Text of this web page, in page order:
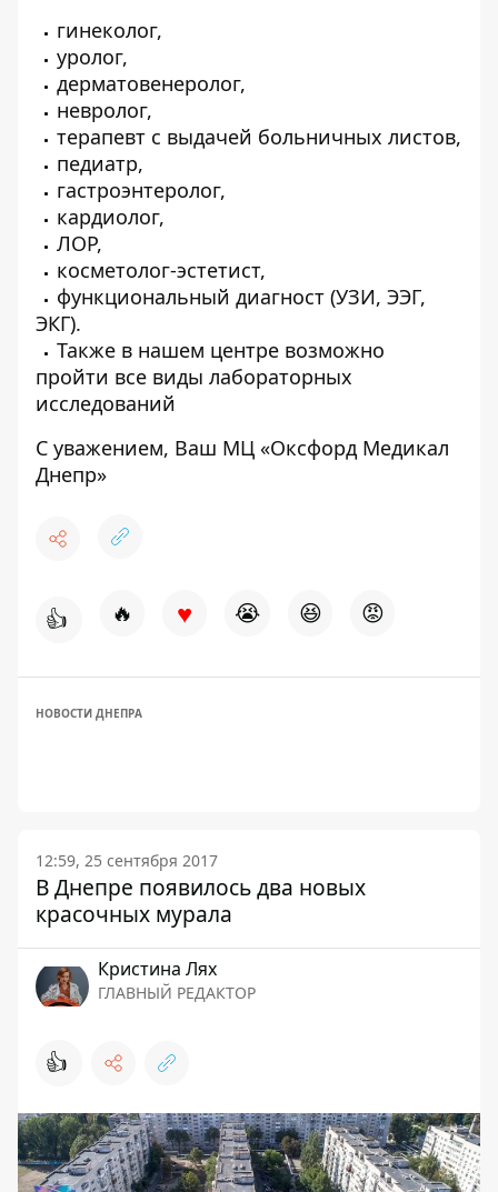
гинеколог,
уролог,
дерматовенеролог,
невролог,
терапевт с выдачей больничных листов,
педиатр,
гастроэнтеролог,
кардиолог,
ЛОР,
косметолог-эстетист,
функциональный диагност (УЗИ, ЭЭГ,
ЭКГ).
Также в нашем центре возможно
пройти все виды лабораторных
исследований
С уважением, Ваш МЦ «Оксфорд Медикал
Днепр»
👍 🔥 ♥ 😭 😆 😡
НОВОСТИ ДНЕПРА
12:59, 25 сентября 2017
В Днепре появилось два новых
красочных мурала
Кристина Лях
ГЛАВНЫЙ РЕДАКТОР
👍